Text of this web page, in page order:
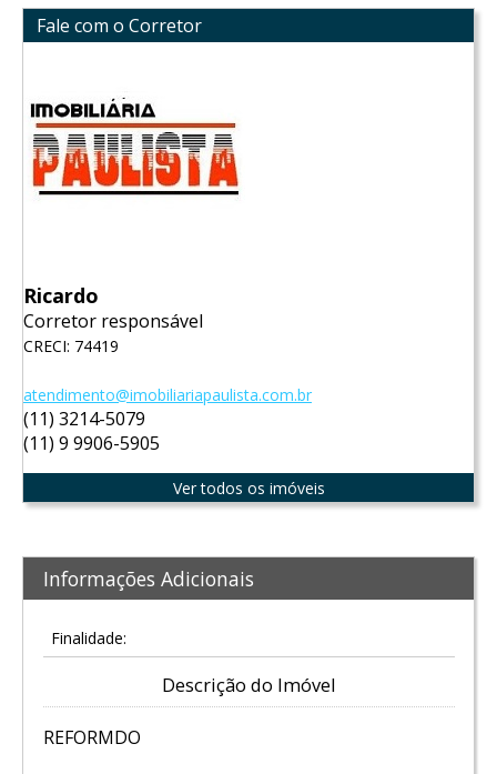
Fale com o Corretor
Ricardo
Corretor responsável
CRECI: 74419
atendimento@imobiliariapaulista.com.br
(11) 3214-5079
(11) 9 9906-5905
Ver todos os imóveis
Informações Adicionais
Finalidade:
Descrição do Imóvel
REFORMDO